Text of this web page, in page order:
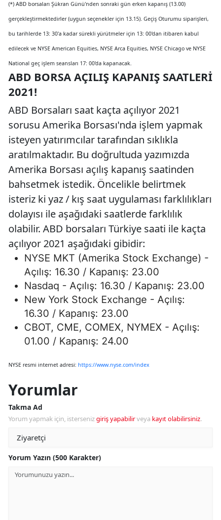
(*) ABD borsaları Şükran Günü'nden sonraki gün erken kapanış (13.00)
gerçekleştirmektedirler (uygun seçenekler için 13.15). Geçiş Oturumu siparişleri,
bu tarihlerde 13: 30'a kadar sürekli yürütmeler için 13: 00'dan itibaren kabul
edilecek ve NYSE American Equities, NYSE Arca Equities, NYSE Chicago ve NYSE
National geç işlem seansları 17: 00'da kapanacak.
ABD BORSA AÇILIŞ KAPANIŞ SAATLERI
2021!
ABD Borsaları saat kaçta açılıyor 2021
sorusu Amerika Borsası'nda işlem yapmak
isteyen yatırımcılar tarafından sıklıkla
aratılmaktadır. Bu doğrultuda yazımızda
Amerika Borsası açılış kapanış saatinden
bahsetmek istedik. Öncelikle belirtmek
isteriz ki yaz / kış saat uygulaması farklılıkları
dolayısı ile aşağıdaki saatlerde farklılık
olabilir. ABD borsaları Türkiye saati ile kaçta
açılıyor 2021 aşağıdaki gibidir:
NYSE MKT (Amerika Stock Exchange) -
Açılış: 16.30 / Kapanış: 23.00
Nasdaq - Açılış: 16.30 / Kapanış: 23.00
New York Stock Exchange - Açılış:
16.30 / Kapanış: 23.00
CBOT, CME, COMEX, NYMEX - Açılış:
01.00 / Kapanış: 24.00
NYSE resmi internet adresi: https://www.nyse.com/index
Yorumlar
Takma Ad
Yorum yapmak için, istersenizgiriş yapabilirveya kayıt olabilirsiniz.
Yorum Yazın (500 Karakter)